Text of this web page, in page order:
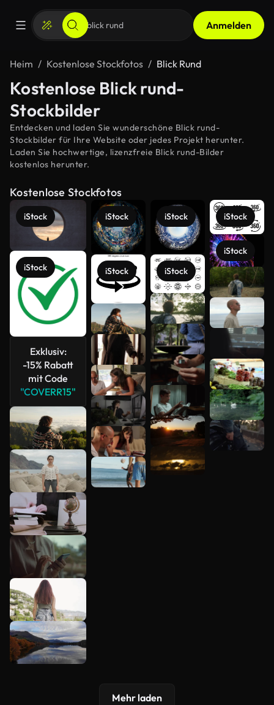
Anmelden
Heim Kostenlose Stockfotos Blick Rund
Kostenlose Blick rund-
Stockbilder
Entdecken und laden Sie wunderschöne Blick rund-
Stockbilder für Ihre Website oder jedes Projekt herunter.
Laden Sie hochwertige, lizenzfreie Blick rund-Bilder
kostenlos herunter.
Kostenlose Stockfotos
iStock
iStock
Exklusiv:
-15% Rabatt
mit Code
"COVERR15"
iStock
iStock
iStock
iStock
iStock
iStock
Mehr
anzeigen
Mehr laden